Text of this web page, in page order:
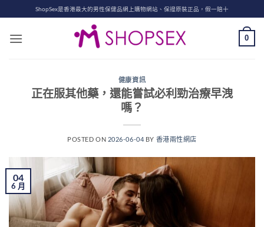
to
content
ShopSex是香港最大的男性保健品網上購物網站、保證原裝正品，假一賠十
0
健康資訊
正在服其他藥，還能嘗試必利勁治療早洩
嗎？
POSTED ON 2026-06-04 BY 香港兩性網店
04
6 月